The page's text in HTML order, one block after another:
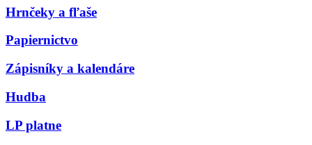
Hrnčeky a fľaše
Papiernictvo
Zápisníky a kalendáre
Hudba
LP platne